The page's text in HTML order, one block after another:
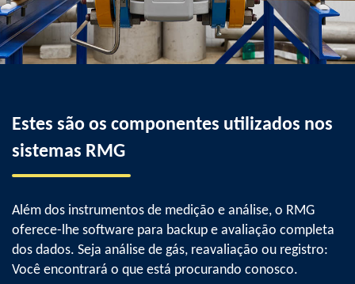
Estes são os componentes utilizados nos
sistemas RMG
Além dos instrumentos de medição e análise, o RMG
oferece-lhe software para backup e avaliação completa
dos dados. Seja análise de gás, reavaliação ou registro:
Você encontrará o que está procurando conosco.